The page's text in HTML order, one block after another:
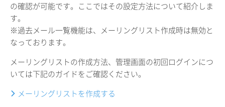
の確認が可能です。ここではその設定方法について紹介しま
す。
※過去メール一覧機能は、メーリングリスト作成時は無効と
なっております。
メーリングリストの作成方法、管理画面の初回ログインにつ
いては下記のガイドをご確認ください。
メーリングリストを作成する